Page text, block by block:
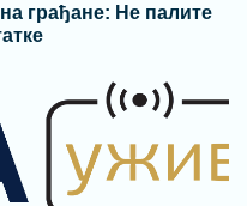
грађане: Не палите